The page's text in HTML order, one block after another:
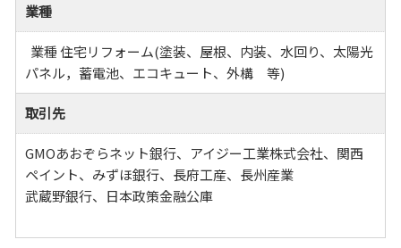
業種
業種 住宅リフォーム(塗装、屋根、内装、水回り、太陽光
パネル，蓄電池、エコキュート、外構 等)
取引先
GMOあおぞらネット銀行、アイジー工業株式会社、関西
ペイント、みずほ銀行、長府工産、長州産業
武蔵野銀行、日本政策金融公庫